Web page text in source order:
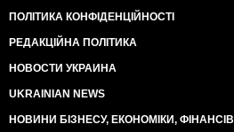
ПОЛІТИКА КОНФІДЕНЦІЙНОСТІ
РЕДАКЦІЙНА ПОЛІТИКА
НОВОСТИ УКРАИНА
UKRAINIAN NEWS
НОВИНИ БІЗНЕСУ, ЕКОНОМІКИ, ФІНАНСІВ